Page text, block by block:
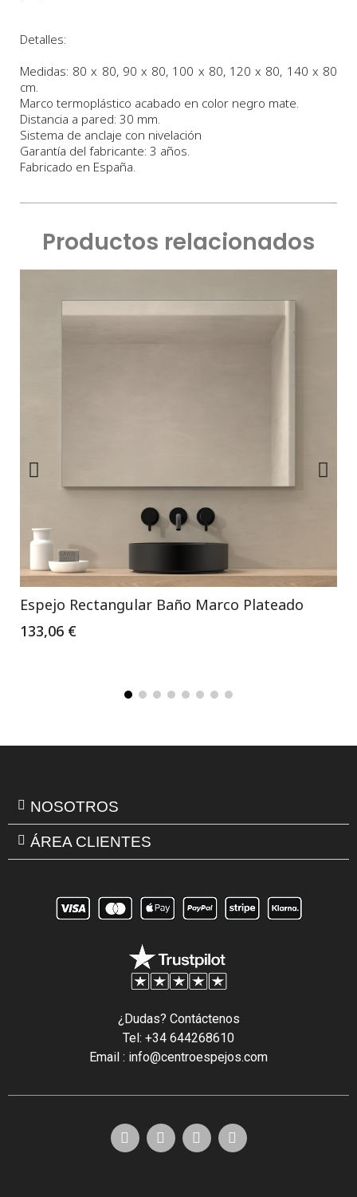
Detalles:
Medidas: 80 x 80, 90 x 80, 100 x 80, 120 x 80, 140 x 80
cm.
Marco termoplástico acabado en color negro mate.
Distancia a pared: 30 mm.
Sistema de anclaje con nivelación
Garantía del fabricante: 3 años.
Fabricado en España.
Productos relacionados
Espejo Rectangular Baño Marco Plateado
133,06 €
NOSOTROS
ÁREA CLIENTES
¿Dudas? Contáctenos
Tel: +34 644268610
Email : info@centroespejos.com